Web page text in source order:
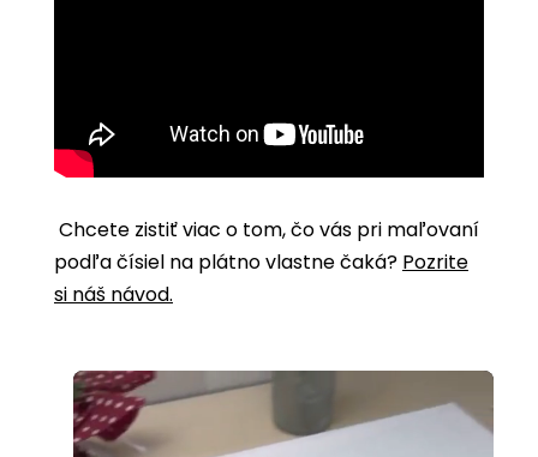
Chcete zistiť viac o tom, čo vás pri maľovaní
podľa čísiel na plátno vlastne čaká? Pozrite
si náš návod.